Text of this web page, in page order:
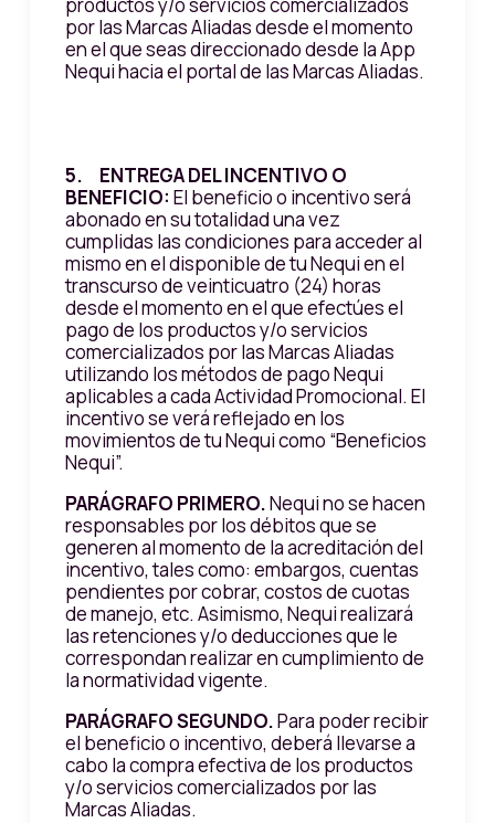
por las Marcas Aliadas desde el momento
en el que seas direccionado desde la App
Nequi hacia el portal de las Marcas Aliadas.
5. ENTREGA DEL INCENTIVO O
BENEFICIO: El beneficio o incentivo será
abonado en su totalidad una vez
cumplidas las condiciones para acceder al
mismo en el disponible de tu Nequi en el
transcurso de veinticuatro (24) horas
desde el momento en el que efectúes el
pago de los productos y/o servicios
comercializados por las Marcas Aliadas
utilizando los métodos de pago Nequi
aplicables a cada Actividad Promocional. El
incentivo se verá reflejado en los
movimientos de tu Nequi como “Beneficios
Nequi”.
PARÁGRAFO PRIMERO.Nequi no se hacen
responsables por los débitos que se
generen al momento de la acreditación del
incentivo, tales como: embargos, cuentas
pendientes por cobrar, costos de cuotas
de manejo, etc. Asimismo, Nequi realizará
las retenciones y/o deducciones que le
correspondan realizar en cumplimiento de
la normatividad vigente.
PARÁGRAFO SEGUNDO.Para poder recibir
el beneficio o incentivo, deberá llevarse a
cabo la compra efectiva de los productos
y/o servicios comercializados por las
Marcas Aliadas.